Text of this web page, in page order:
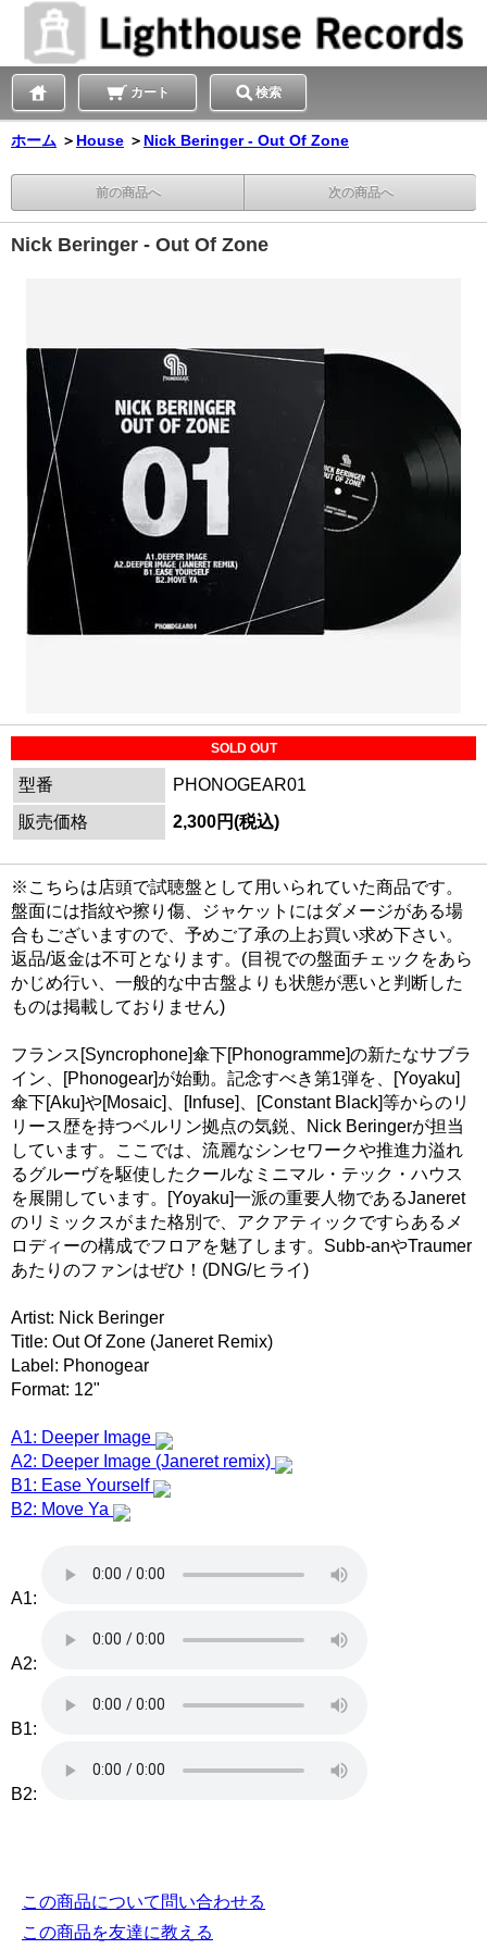
カート 検索
ホーム ＞ House ＞ Nick Beringer - Out Of Zone
前の商品へ 次の商品へ
Nick Beringer - Out Of Zone
SOLD OUT
型番
PHONOGEAR01
販売価格
2,300円(税込)
※こちらは店頭で試聴盤として用いられていた商品です。
盤面には指紋や擦り傷、ジャケットにはダメージがある場
合もございますので、予めご了承の上お買い求め下さい。
返品/返金は不可となります。(目視での盤面チェックをあら
かじめ行い、一般的な中古盤よりも状態が悪いと判断した
ものは掲載しておりません)
フランス[Syncrophone]傘下[Phonogramme]の新たなサブラ
イン、[Phonogear]が始動。記念すべき第1弾を、[Yoyaku]
傘下[Aku]や[Mosaic]、[Infuse]、[Constant Black]等からのリ
リース歴を持つベルリン拠点の気鋭、Nick Beringerが担当
しています。ここでは、流麗なシンセワークや推進力溢れ
るグルーヴを駆使したクールなミニマル・テック・ハウス
を展開しています。[Yoyaku]一派の重要人物であるJaneret
のリミックスがまた格別で、アクアティックですらあるメ
ロディーの構成でフロアを魅了します。Subb-anやTraumer
あたりのファンはぜひ！(DNG/ヒライ)
Artist: Nick Beringer
Title: Out Of Zone (Janeret Remix)
Label: Phonogear
Format: 12"
A1: Deeper Image
A2: Deeper Image (Janeret remix)
B1: Ease Yourself
B2: Move Ya
A1:
A2:
B1:
B2:
この商品について問い合わせる
この商品を友達に教える